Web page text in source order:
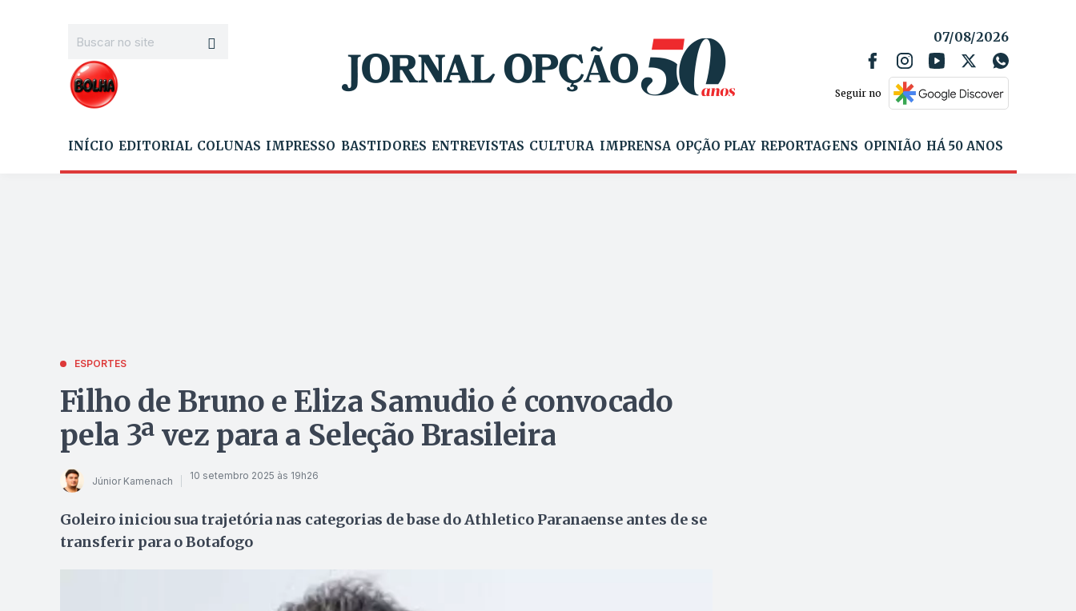
07/08/2026
Seguir no
INÍCIO EDITORIAL COLUNAS IMPRESSO BASTIDORES ENTREVISTAS CULTURA IMPRENSA OPÇÃO PLAY REPORTAGENS OPINIÃO HÁ 50 ANOS
ESPORTES
Filho de Bruno e Eliza Samudio é convocado
pela 3ª vez para a Seleção Brasileira
Júnior Kamenach 10 setembro 2025 às 19h26
Goleiro iniciou sua trajetória nas categorias de base do Athletico Paranaense antes de se
transferir para o Botafogo